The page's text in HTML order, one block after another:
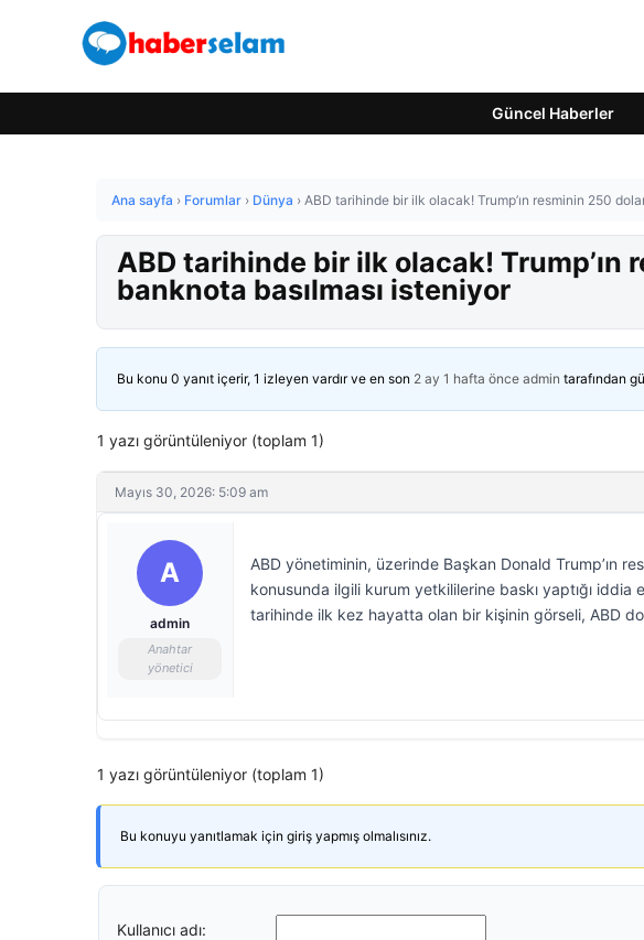
Güncel Haberler
Ana sayfa › Forumlar › Dünya › ABD tarihinde bir ilk olacak! Trump’ın resminin 250
ABD tarihinde bir ilk olacak! Trump’ın
banknota basılması isteniyor
Bu konu 0 yanıt içerir, 1 izleyen vardır ve en son 2 ay 1 hafta önce admin tarafından
1 yazı görüntüleniyor (toplam 1)
Mayıs 30, 2026: 5:09 am
A
admin
Anahtar
yönetici
ABD yönetiminin, üzerinde Başkan Donald Trump’ın
konusunda ilgili kurum yetkililerine baskı yaptığı iddia
tarihinde ilk kez hayatta olan bir kişinin görseli, ABD
1 yazı görüntüleniyor (toplam 1)
Bu konuyu yanıtlamak için giriş yapmış olmalısınız.
Kullanıcı adı: